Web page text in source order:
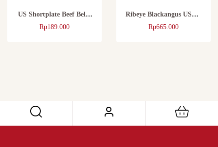
US Shortplate Beef Belly
Daging Sapi Shortplate
Rp189.000
Ribeye Blackangus USDA
Swift Choice //daging loaf
Rp665.000